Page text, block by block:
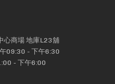
心商場 地庫L23舖
09:30 - 下午6:30
- 下午6:00